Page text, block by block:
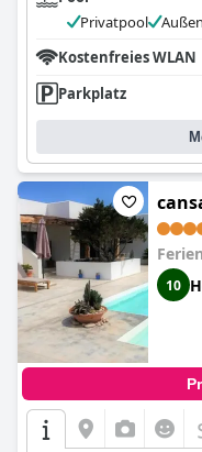
Privatpool
Kostenfreies WLAN
Parkplatz
10